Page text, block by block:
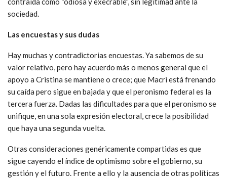
sociedad.
Las encuestas y sus dudas
Hay muchas y contradictorias encuestas. Ya sabemos de su
valor relativo, pero hay acuerdo más o menos general que el
apoyo a Cristina se mantiene o crece; que Macri está frenando
su caída pero sigue en bajada y que el peronismo federal es la
tercera fuerza. Dadas las dificultades para que el peronismo se
unifique, en una sola expresión electoral, crece la posibilidad
que haya una segunda vuelta.
Otras consideraciones genéricamente compartidas es que
sigue cayendo el índice de optimismo sobre el gobierno, su
gestión y el futuro. Frente a ello y la ausencia de otras políticas